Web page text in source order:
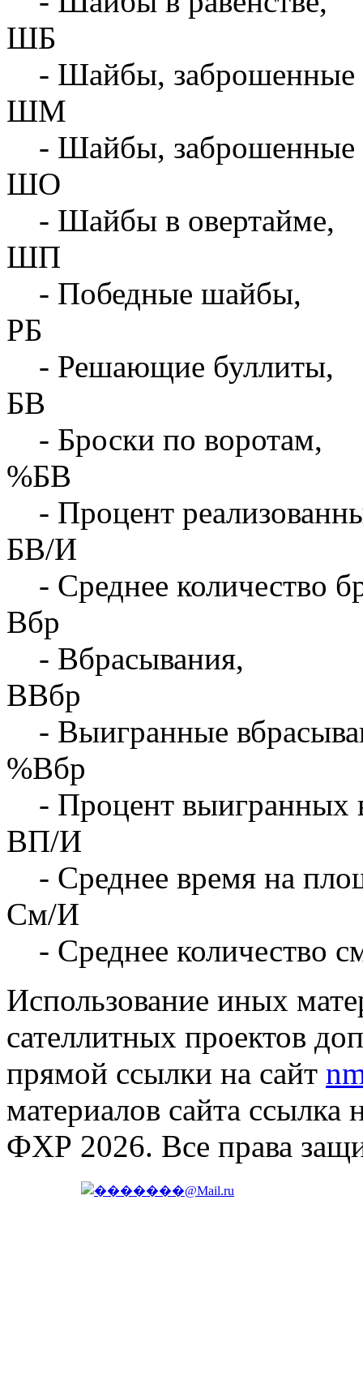
ШБ
- Шайбы, заброшенные
ШМ
- Шайбы, заброшенные
ШО
- Шайбы в овертайме,
ШП
- Победные шайбы,
РБ
- Решающие буллиты,
БВ
- Броски по воротам,
%БВ
- Процент
БВ/И
- Среднее количество
Вбр
- Вбрасывания,
ВВбр
- Выигранные
%Вбр
- Процент выигранных
ВП/И
- Среднее время на
См/И
- Среднее количество
Использование иных
сателлитных проектов
прямой ссылки на сайт
материалов сайта ссылка
ФХР 2026. Все права